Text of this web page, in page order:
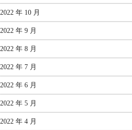
2022 年 10 月
2022 年 9 月
2022 年 8 月
2022 年 7 月
2022 年 6 月
2022 年 5 月
2022 年 4 月